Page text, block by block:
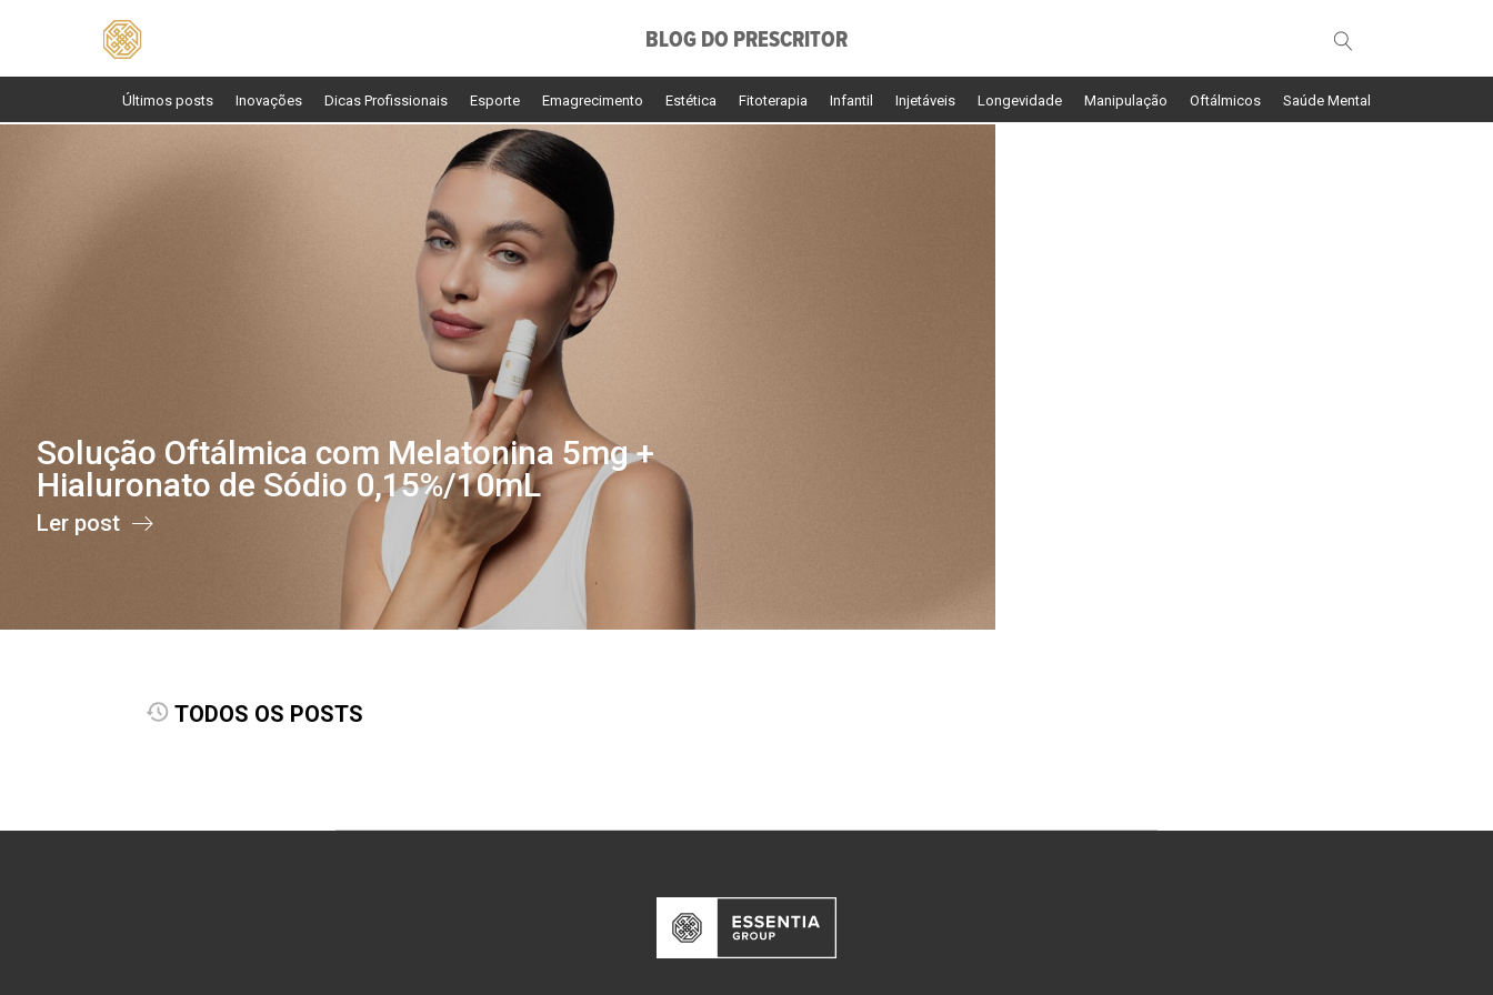
BLOG DO PRESCRITOR
Últimos posts Inovações Dicas Profissionais Esporte Emagrecimento Estética Fitoterapia Infantil Injetáveis Longevidade Manipulação Oftálmicos Saúde Mental
Solução Oftálmica com Melatonina 5mg +
Hialuronato de Sódio 0,15%/10mL
Ler post
TODOS OS POSTS